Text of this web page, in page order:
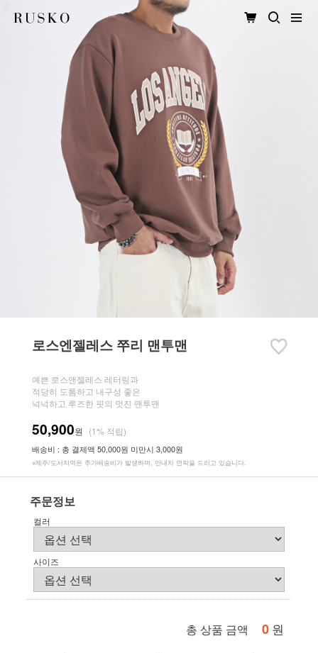
로스엔젤레스 쭈리 맨투맨
예쁜 로스앤젤레스 레터링과
적당히 도톰하고 내구성 좋은
넉넉하고 루즈한 핏의 멋진 맨투맨
50,900원 (1% 적립)
배송비 : 총 결제액 50,000원 미만시 3,000원
※제주/도서지역은 추가배송비가 발생하며, 안내차 연락을 드리고 있습니다.
주문정보
컬러
사이즈
총 상품 금액 0 원